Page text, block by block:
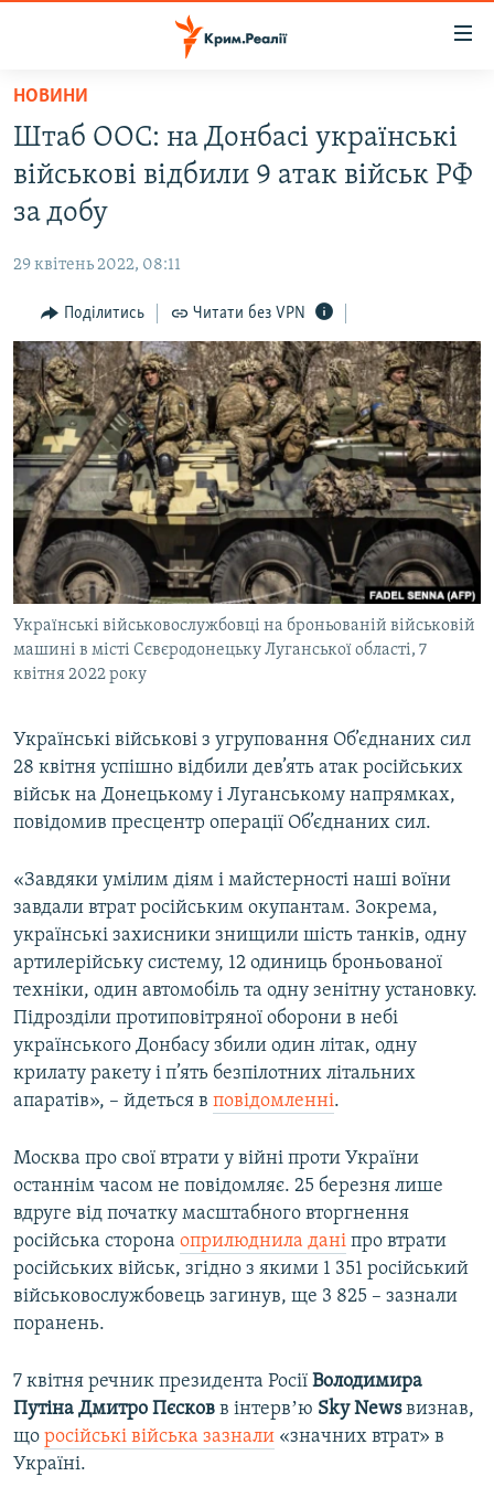
Перейти
основного
матеріалу
до
основної
Перейти
до
пошуку
НОВИНИ
ВІДЕО ТА ФОТО
БЛОГИ
ПОГЛЯД
ІНТЕРВ'Ю
ВСЕ ЗА ДЕНЬ
СПЕЦПРОЕКТИ
ДЕПОРТАЦІЯ
ВІДЕОУРОКИ «ELIFBE»
СВІДЧЕННЯ ОКУПАЦІЇ
УКРАЇНСЬКА ПРОБЛЕМА КРИМУ
ІНФОГРАФІКА
ЯК ОБІЙТИ БЛОКУВАННЯ
Русский
Qırımtatar
ДОЛУЧАЙСЯ!
Усі сайти RFE/RL
НОВИНИ
Штаб ООС: на Донбасі українські
військові відбили 9 атак військ РФ
за добу
29 квітень 2022, 08:11
Поділитись Читати без VPN
Українські військовослужбовці на броньованій військовій
машині в місті Сєвєродонецьку Луганської області, 7
квітня 2022 року
Українські військові з угруповання Об’єднаних сил
28 квітня успішно відбили дев’ять атак російських
військ на Донецькому і Луганському напрямках,
повідомив пресцентр операції Об’єднаних сил.
«Завдяки умілим діям і майстерності наші воїни
завдали втрат російським окупантам. Зокрема,
українські захисники знищили шість танків, одну
артилерійську систему, 12 одиниць броньованої
техніки, один автомобіль та одну зенітну установку.
Підрозділи протиповітряної оборони в небі
українського Донбасу збили один літак, одну
крилату ракету і п’ять безпілотних літальних
апаратів», – йдеться в повідомленні.
Москва про свої втрати у війні проти України
останнім часом не повідомляє. 25 березня лише
вдруге від початку масштабного вторгнення
російська сторона оприлюднила дані про втрати
російських військ, згідно з якими 1 351 російський
військовослужбовець загинув, ще 3 825 – зазнали
поранень​.
7 квітня речник президента Росії Володимира
Путіна Дмитро Пєсков в інтервʼю Sky Newsвизнав,
що російські війська зазнали «значних втрат» в
Україні.